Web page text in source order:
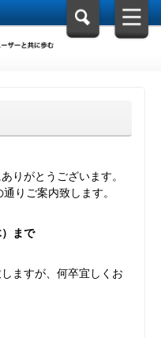
りがとうございます。
りご案内致します。
まで
ますが、何卒宜しくお